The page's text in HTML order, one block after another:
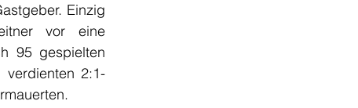
Einzig
vor eine
95 gespielten
2:1-